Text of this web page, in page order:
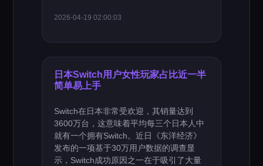
2026-04-19 02:00:03
日本Switch用户女性玩家占比近一半
简单易上手
Switch在日本非常受欢迎，其销量达到
3600万台，这意味着平均每三个日本人中
就有一个拥有Switch。近日《东洋经济》
发布的一项基于30万用户数据的调查显
示，Switch成功原因之一在于吸引了大量